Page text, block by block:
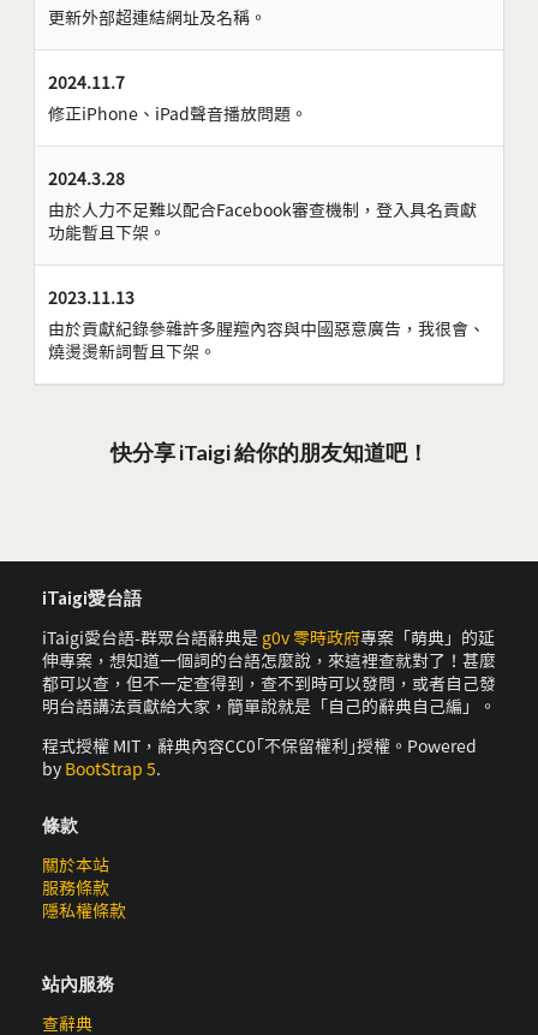
更新外部超連結網址及名稱。
2024.11.7
修正iPhone、iPad聲音播放問題。
2024.3.28
由於人力不足難以配合Facebook審查機制，登入具名貢獻
功能暫且下架。
2023.11.13
由於貢獻紀錄參雜許多腥羶內容與中國惡意廣告，我很會、
燒燙燙新詞暫且下架。
快分享 iTaigi 給你的朋友知道吧！
iTaigi愛台語
iTaigi愛台語-群眾台語辭典是 g0v 零時政府專案「萌典」的延
伸專案，想知道一個詞的台語怎麼說，來這裡查就對了！甚麼
都可以查，但不一定查得到，查不到時可以發問，或者自己發
明台語講法貢獻給大家，簡單說就是「自己的辭典自己編」。
程式授權 MIT，辭典內容CC0｢不保留權利｣授權。Powered
by BootStrap 5.
條款
關於本站
服務條款
隱私權條款
站內服務
查辭典